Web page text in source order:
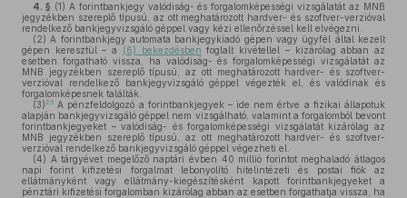
4. § (1) A forintbankjegy valódiság- és forgalomképességi vizsgálatát az MNB
jegyzékben szereplő típusú, az ott meghatározott hardver- és szoftver-verzióval
rendelkező bankjegyvizsgáló géppel vagy kézi ellenőrzéssel kell elvégezni.
(2) A forintbankjegy automata bankjegykiadó gépen vagy ügyfél által kezelt
gépen keresztül – a (6) bekezdésben foglalt kivétellel – kizárólag abban az
esetben forgatható vissza, ha valódiság- és forgalomképességi vizsgálatát az
MNB jegyzékben szereplő típusú, az ott meghatározott hardver- és szoftver-
verzióval rendelkező bankjegyvizsgáló géppel végezték el, és valódinak és
forgalomképesnek találták.
(3) 23 A pénzfeldolgozó a forintbankjegyek – ide nem értve a fizikai állapotuk
alapján bankjegyvizsgáló géppel nem vizsgálható, valamint a forgalomból bevont
forintbankjegyeket – valódiság- és forgalomképességi vizsgálatát kizárólag az
MNB jegyzékben szereplő típusú, az ott meghatározott hardver- és szoftver-
verzióval rendelkező bankjegyvizsgáló géppel végezheti el.
(4) A tárgyévet megelőző naptári évben 40 millió forintot meghaladó átlagos
napi forint kifizetési forgalmat lebonyolító hitelintézeti és postai fiók az
ellátmányként vagy ellátmány-kiegészítésként kapott forintbankjegyeket a
pénztári kifizetési forgalomban kizárólag abban az esetben forgathatja vissza, ha